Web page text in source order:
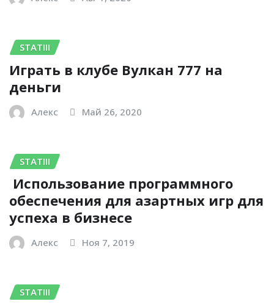
STATIII
Играть в клубе Вулкан 777 на
деньги
Алекс Май 26, 2020
STATIII
Использование программного
обеспечения для азартных игр для
успеха в бизнесе
Алекс Ноя 7, 2019
STATIII